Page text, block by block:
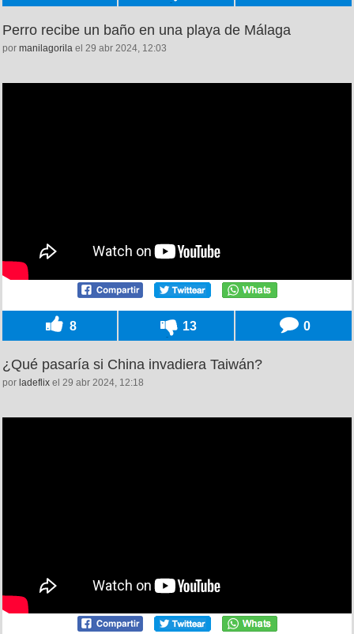
Perro recibe un baño en una playa de Málaga
por manilagorila el 29 abr 2024, 12:03
8 13 0
¿Qué pasaría si China invadiera Taiwán?
por ladeflix el 29 abr 2024, 12:18